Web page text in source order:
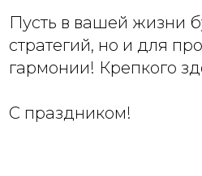
Пусть в вашей жизни
стратегий, но и для
гармонии! Крепкого
С праздником!